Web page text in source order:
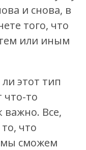
и снова, в
того, что
или иным
этот тип
что-то
важно. Все,
что
мы сможем